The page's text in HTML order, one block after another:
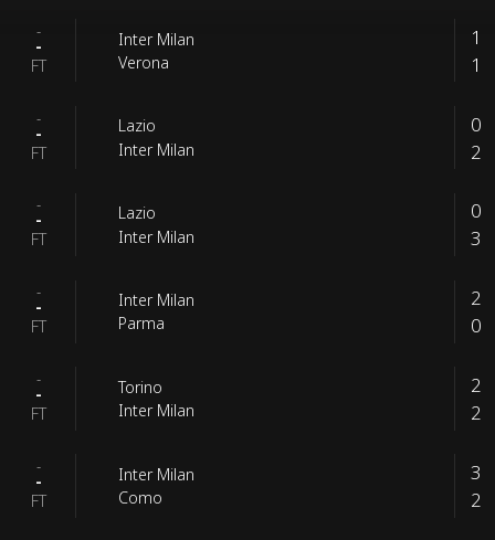
-
-
FT
Inter Milan
Verona
1
1
-
-
FT
Lazio
Inter Milan
0
2
-
-
FT
Lazio
Inter Milan
0
3
-
-
FT
Inter Milan
Parma
2
0
-
-
FT
Torino
Inter Milan
2
2
-
-
FT
Inter Milan
Como
3
2